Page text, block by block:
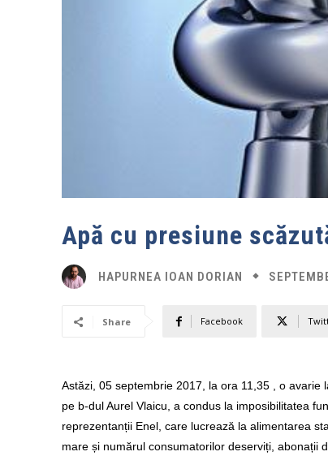
Apă cu presiune
HAPURNEA IOAN DORIAN
Share Facebook
Astăzi, 05 septembrie 2017, la ora 11,35 , o
pe b-dul Aurel Vlaicu, a condus la imposibilitatea
reprezentanții Enel, care lucrează la alimentarea
mare și numărul consumatorilor deserviți, abonații